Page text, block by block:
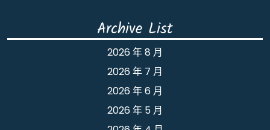
Archive List
2026 年 8 月
2026 年 7 月
2026 年 6 月
2026 年 5 月